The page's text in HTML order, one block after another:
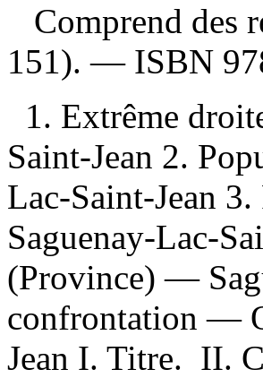
Comprend des
151). — ISBN
1. Extrême
Saint-Jean 2.
Lac-Saint-Jean
Saguenay-Lac-
(Province) —
confrontation —
Jean I. Titre. II.